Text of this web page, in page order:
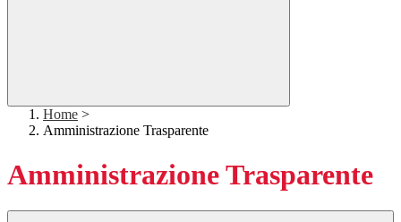
Home >
Amministrazione Trasparente
Amministrazione Trasparente